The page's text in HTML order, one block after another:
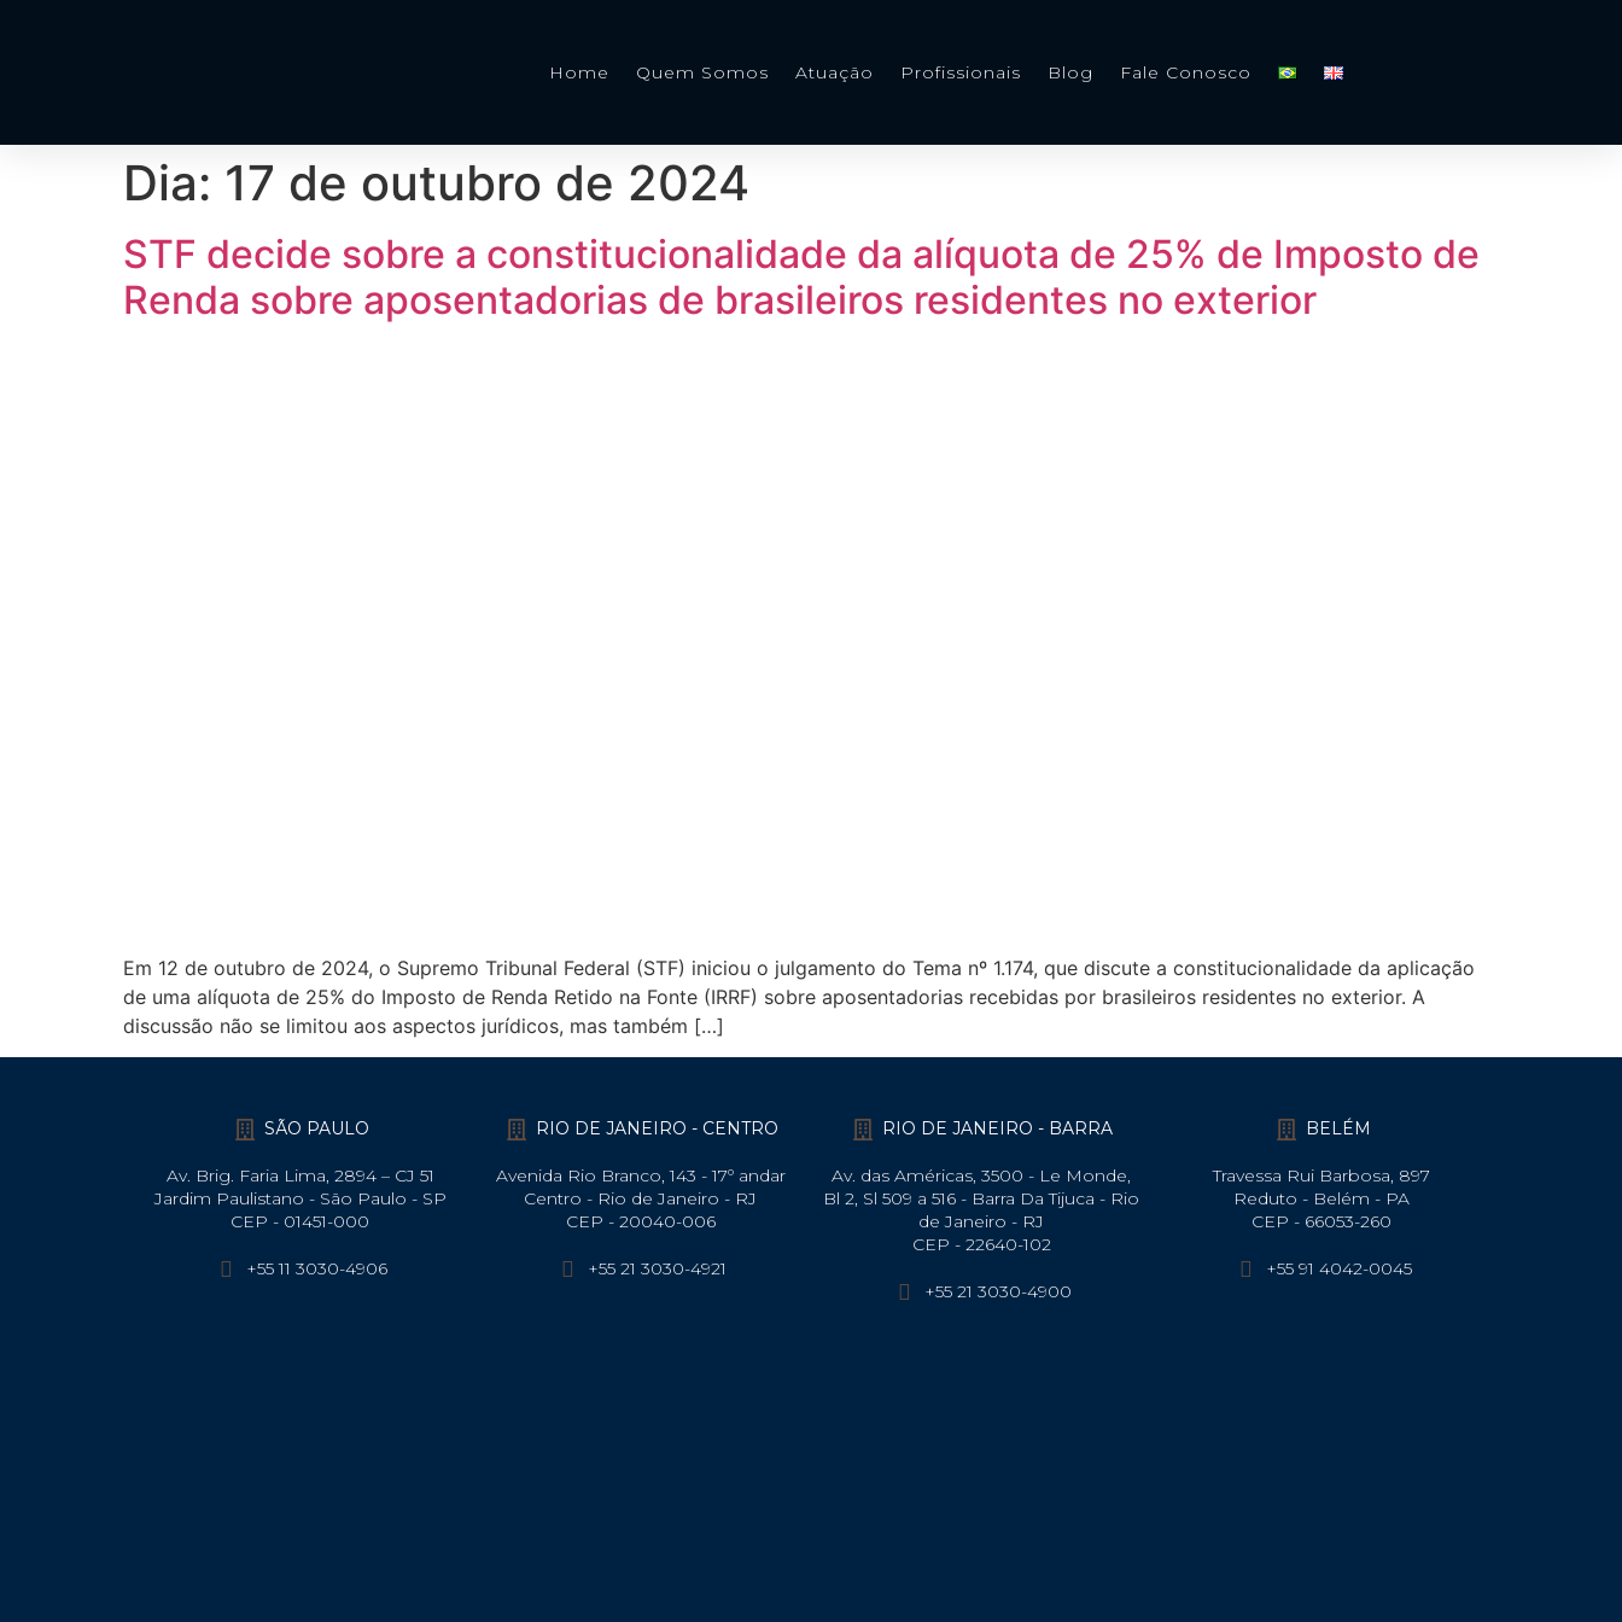
Home Quem Somos Atuação Profissionais Blog Fale Conosco
Dia: 17 de outubro de 2024
STF decide sobre a constitucionalidade da alíquota de 25% de Imposto de
Renda sobre aposentadorias de brasileiros residentes no exterior
Em 12 de outubro de 2024, o Supremo Tribunal Federal (STF) iniciou o julgamento do Tema nº 1.174, que discute a constitucionalidade da aplicação
de uma alíquota de 25% do Imposto de Renda Retido na Fonte (IRRF) sobre aposentadorias recebidas por brasileiros residentes no exterior. A
discussão não se limitou aos aspectos jurídicos, mas também […]
SÃO PAULO
Av. Brig. Faria Lima, 2894 – CJ 51
Jardim Paulistano - São Paulo - SP
CEP - 01451-000
+55 11 3030-4906
RIO DE JANEIRO - CENTRO
Avenida Rio Branco, 143 - 17º andar
Centro - Rio de Janeiro - RJ
CEP - 20040-006
+55 21 3030-4921
RIO DE JANEIRO - BARRA
Av. das Américas, 3500 - Le Monde,
Bl 2, Sl 509 a 516 - Barra Da Tijuca - Rio
de Janeiro - RJ
CEP - 22640-102​
+55 21 3030-4900
BELÉM
Travessa Rui Barbosa, 897
Reduto - Belém - PA
CEP - 66053-260
+55 91 4042-0045